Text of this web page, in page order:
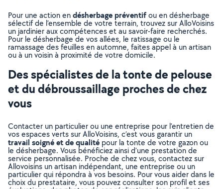
Pour une action endésherbage préventifou en désherbage
sélectif de l’ensemble de votre terrain, trouvez sur AlloVoisins
un jardinier aux compétences et au savoir-faire recherchés.
Pour le désherbage de vos allées, le ratissage ou le
ramassage des feuilles en automne, faites appel à un artisan
ou à un voisin à proximité de votre domicile.
Des spécialistes de la tonte de pelouse
et du débroussaillage proches de chez
vous
Contacter un particulier ou une entreprise pour l’entretien de
vos espaces verts sur AlloVoisins, c’est vous garantir un
travail soigné et de qualité pour la tonte de votre gazon ou
le désherbage. Vous bénéficiez ainsi d’une prestation de
service personnalisée. Proche de chez vous, contactez sur
Allovoisins un artisan indépendant, une entreprise ou un
particulier qui répondra à vos besoins. Pour vous aider dans le
choix du prestataire, vous pouvez consulter son profil et ses